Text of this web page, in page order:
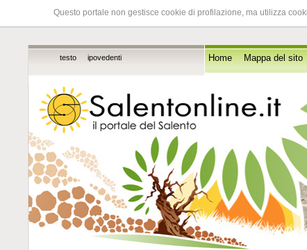
Questo portale non gestisce cookie di profilazione, ma utilizza
testo ipovedenti Home Mappa del sito